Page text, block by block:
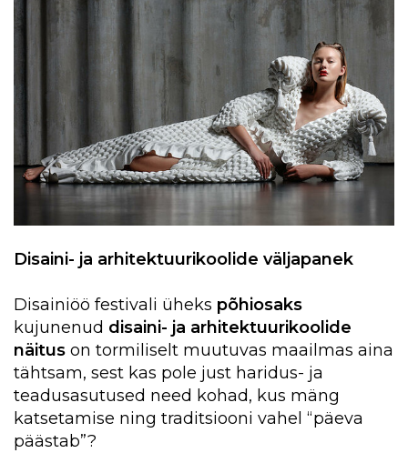
Disaini- ja arhitektuurikoolide väljapanek
Disainiöö festivali üheks põhiosaks
kujunenud disaini- ja arhitektuurikoolide
näitus on tormiliselt muutuvas maailmas aina
tähtsam, sest kas pole just haridus- ja
teadusasutused need kohad, kus mäng
katsetamise ning traditsiooni vahel “päeva
päästab”?